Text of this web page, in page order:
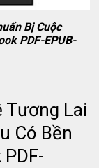
Bị Cuộc
PDF-EPUB-
Tương Lai
Có Bền